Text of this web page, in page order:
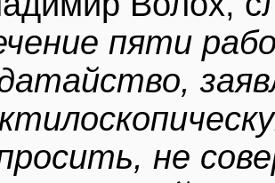
пяти
не